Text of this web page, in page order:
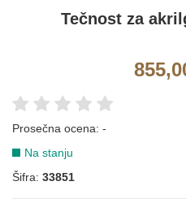
Tečnost za
Prosečna ocena: -
Na stanju
Šifra: 33851